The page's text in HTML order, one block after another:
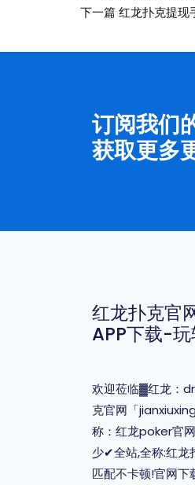
下一篇 红龙扑克提现
订阅我们
获取更多
红龙扑克官
APP下载-
欢迎莅临▓红龙：
克官网「
称：红龙poker官
少✔全站,全称:红龙
匹配不卡顿!官网